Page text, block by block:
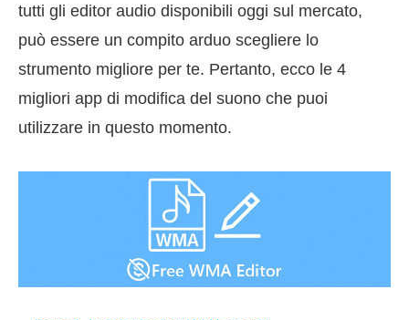
tutti gli editor audio disponibili oggi sul mercato,
può essere un compito arduo scegliere lo
strumento migliore per te. Pertanto, ecco le 4
migliori app di modifica del suono che puoi
utilizzare in questo momento.